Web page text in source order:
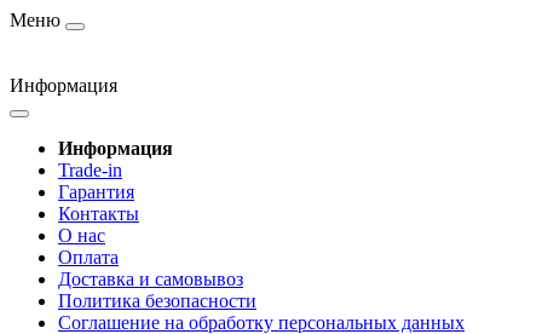
Меню
Информация
Информация
Trade-in
Гарантия
Контакты
О нас
Оплата
Доставка и самовывоз
Политика безопасности
Соглашение на обработку персональных данных